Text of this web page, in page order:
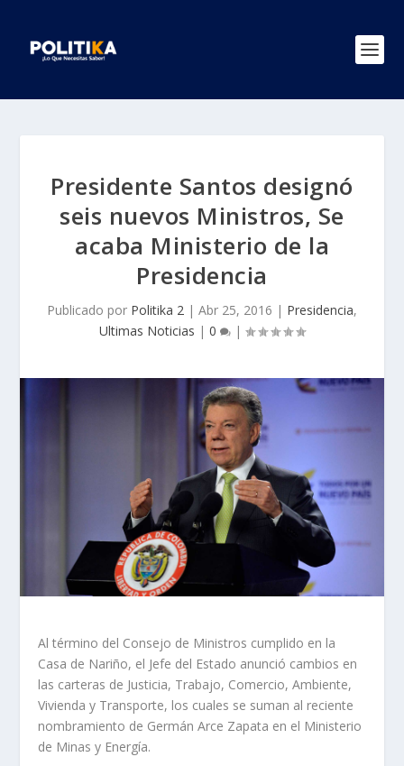
Presidente Santos designó
seis nuevos Ministros, Se
acaba Ministerio de la
Presidencia
Publicado por Politika 2 | Abr 25, 2016 | Presidencia,
Ultimas Noticias | 0 |
Al término del Consejo de Ministros cumplido en la
Casa de Nariño, el Jefe del Estado anunció cambios en
las carteras de Justicia, Trabajo, Comercio, Ambiente,
Vivienda y Transporte, los cuales se suman al reciente
nombramiento de Germán Arce Zapata en el Ministerio
de Minas y Energía.